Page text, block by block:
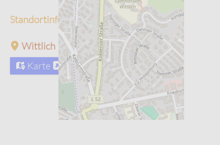
Standortinformationen
Wittlich
Karte
Routenplaner